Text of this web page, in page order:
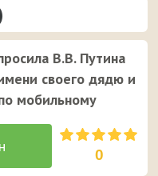
В.В. Путина
своего дядю и
мобильному
0